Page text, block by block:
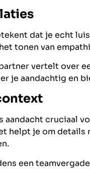
dat je echt
tonen van
vertelt over
je aandachtig en
aandacht cruciaal
helpt je om details
een